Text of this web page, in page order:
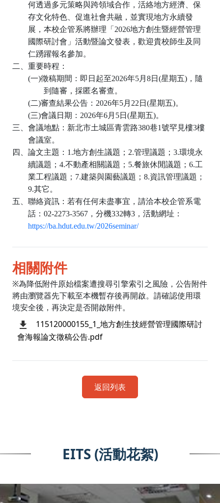
何透過多元策略與跨領域合作，活絡地方經濟、保
存文化特色、促進社會共融，並實現地方永續發
展，本校企管系將辦理「 2026地方創生暨經營管理
國際研討會」活動暨論文發表，歡迎貴校師生及同
仁踴躍報名參加。
二、重要時程：
(一)徵稿期間：即日起至2026年5月 8日 (星期五) ，隨
到隨審，採匿名審查。
(二)審查結果公告： 2026年5月 22 日 (星期五)。
(三)會議日期： 2026年6月 5日 (星期五)。
三、會議地點：新北市土城區青雲路380巷1號罕見樓3樓
會議室。
四、論文主題： 1.地方創生議題； 2.管理議題； 3.環境永
續議題； 4.不動產相關議題； 5.餐旅休閒議題； 6.工
業工程議題； 7.建築與園藝議題； 8.資訊管理議題；
9.其它。
五、聯絡資訊：若有任何未盡事宜，請洽本校企管系電
話： 02-2273-3567 ，分機332轉3 ，活動網址：
https://ba.hdut.edu.tw/2026seminar/
相關附件
※為降低附件原始檔案遭搜尋引擎索引之風險，公告附件
將由瀏覽器先下載至本機暫存後再開啟。請確認使用環
境安全後，再決定是否開啟附件。
115120000155_1_地方創生技經營管理國際研討
會海報論文徵稿公告.pdf
返回列表
EITS (活動花絮)